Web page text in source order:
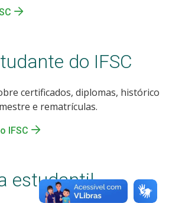
do IFSC
certificados, diplomas, histórico
e rematrículas.
IFSC
estudantil